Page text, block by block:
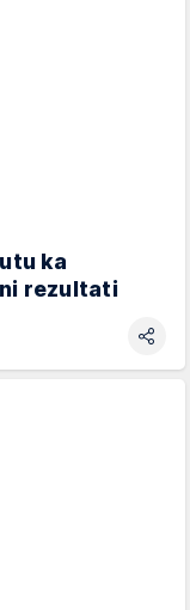
ka
rezultati